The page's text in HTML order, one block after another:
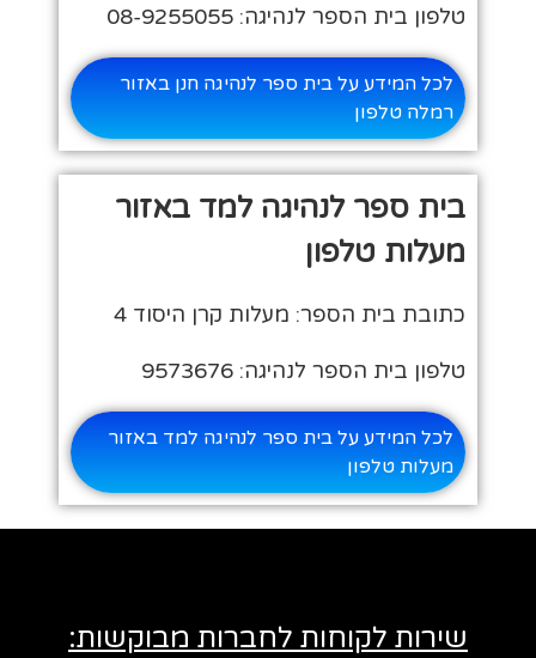
טלפון בית הספר לנהיגה: 08-9255055
לכל המידע על בית ספר לנהיגה חנן באזור
רמלה טלפון
בית ספר לנהיגה למד באזור
מעלות טלפון
כתובת בית הספר: מעלות קרן היסוד 4
טלפון בית הספר לנהיגה: 9573676
לכל המידע על בית ספר לנהיגה למד באזור
מעלות טלפון
שירות לקוחות לחברות מבוקשות: